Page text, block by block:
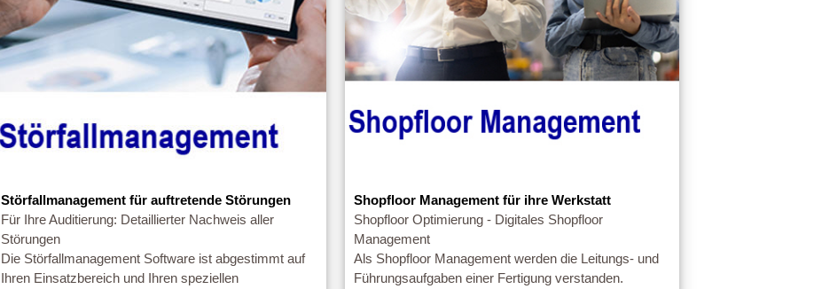
Störfallmanagement für auftretende Störungen
Für Ihre Auditierung: Detaillierter Nachweis aller
Störungen
Die Störfallmanagement Software ist abgestimmt auf
Ihren Einsatzbereich und Ihren speziellen
Shopfloor Management für ihre Werkstatt
Shopfloor Optimierung - Digitales Shopfloor
Management
Als Shopfloor Management werden die Leitungs- und
Führungsaufgaben einer Fertigung verstanden.